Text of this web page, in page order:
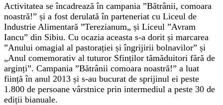
Activitatea se încadrează în campania ”Bătrânii, comoara
noastră!” și a fost derulată în parteneriat cu Liceul de
Industrie Alimentară ”Terezianum„ și Liceul ”Avram
Iancu” din Sibiu. Cu ocazia aceasta s-a dorit și marcarea
”Anului omagial al pastorației și îngrijirii bolnavilor” și
„Anul comemorativ al tuturor Sfinților tămăduitori fără de
arginți”. Campania ”Bătrânii comoara noastră!” a luat
ființă în anul 2013 și s-au bucurat de sprijinul ei peste
1.800 de persoane vârstnice prin intermediul a peste 30 de
ediții bianuale.